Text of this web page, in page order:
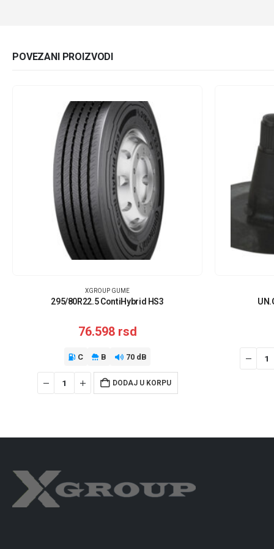
POVEZANI PROIZVODI
XGROUP GUME
295/80R22.5 ContiHybrid HS3
76.598 rsd
C B 70 dB
DODAJ U KORPU